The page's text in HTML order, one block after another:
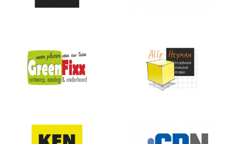
Alle Heyman
GreenFixx